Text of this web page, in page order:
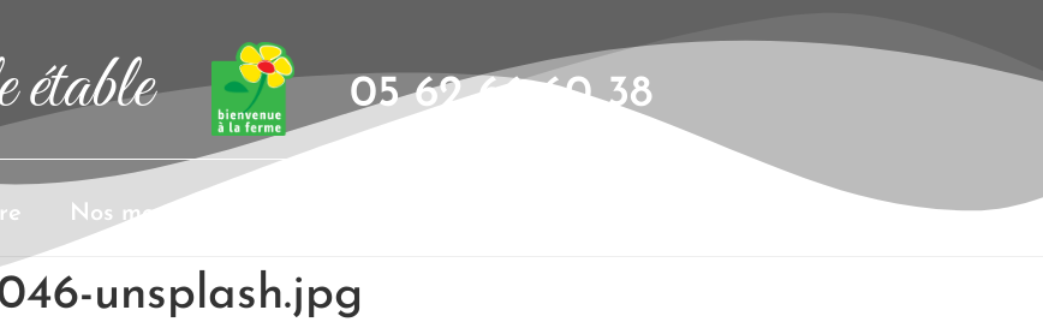
05 62 66 60 38
Nos menus
unsplash.jpg